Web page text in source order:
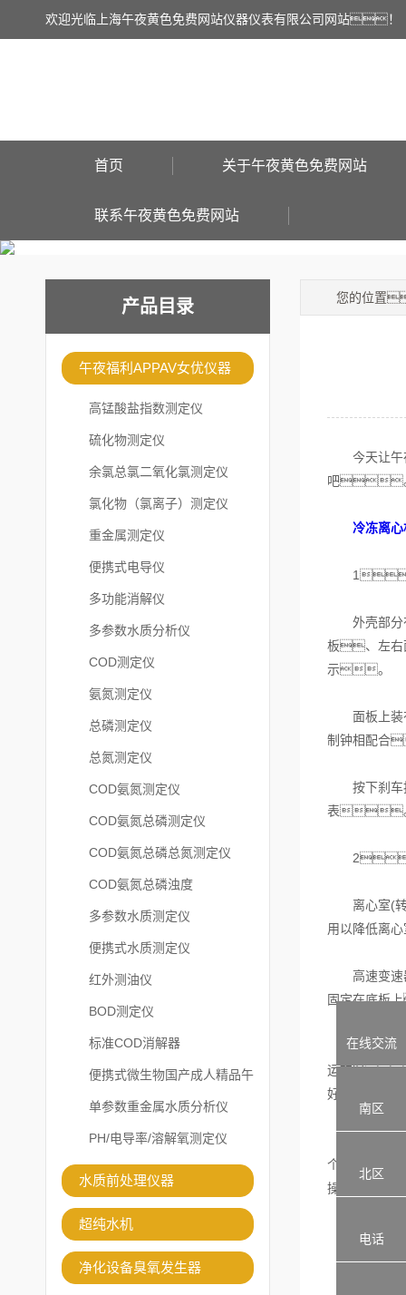
欢迎光临上海午夜黄色免费网站仪器仪表有限公司网站！
首页 关于午夜黄色免费网站
联系午夜黄色免费网站
产品目录
午夜福利APPAV女优仪器
高锰酸盐指数测定仪
硫化物测定仪
余氯总氯二氧化氯测定仪
氯化物（氯离子）测定仪
重金属测定仪
便携式电导仪
多功能消解仪
多参数水质分析仪
COD测定仪
氨氮测定仪
总磷测定仪
总氮测定仪
COD氨氮测定仪
COD氨氮总磷测定仪
COD氨氮总磷总氮测定仪
COD氨氮总磷浊度
多参数水质测定仪
便携式水质测定仪
红外测油仪
BOD测定仪
标准COD消解器
便携式微生物国产成人精品午
夜福利APP
单参数重金属水质分析仪
PH/电导率/溶解氧测定仪
水质前处理仪器
超纯水机
净化设备臭氧发生器
您的位置
今天让午夜
吧
冷冻离心
1
外壳部分
板、左右
示。
面板上装
制钟相配合
按下刹车
表
2
离心室(转
用以降低离
高速变速
固定在底板
取下电机
运转时
好。
个高速调节
操作。
3、
在线交流
南区
北区
电话